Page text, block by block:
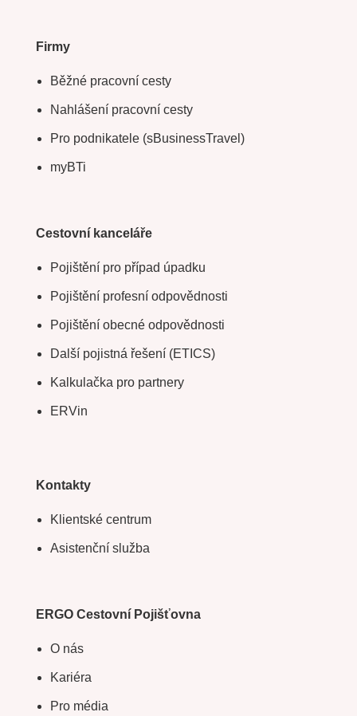
Firmy
Běžné pracovní cesty
Nahlášení pracovní cesty
Pro podnikatele (sBusinessTravel)
myBTi
Cestovní kanceláře
Pojištění pro případ úpadku
Pojištění profesní odpovědnosti
Pojištění obecné odpovědnosti
Další pojistná řešení (ETICS)
Kalkulačka pro partnery
ERVin
Kontakty
Klientské centrum
Asistenční služba
ERGO Cestovní Pojišťovna
O nás
Kariéra
Pro média